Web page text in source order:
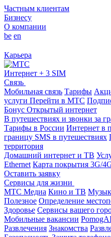
Частным клиентам
Бизнесу
О компании
be en
Карьера
Интернет + 3 SIM
Связь
Мобильная связь Тарифы
услуги Перейти в МТС
Бонус Открытый интернет
В путешествиях и звонки за
Тарифы в России Интернет в
границу SMS в путешествиях
территория
Домашний интернет и ТВ
Ethernet Карта покрытия 3G/
Оставить заявку
Сервисы для жизни
МТС Медиа Кино и ТВ
Полезное Определение
Здоровье Сервисы вашего
Мобильные вакансии
Развлечения Знакомства